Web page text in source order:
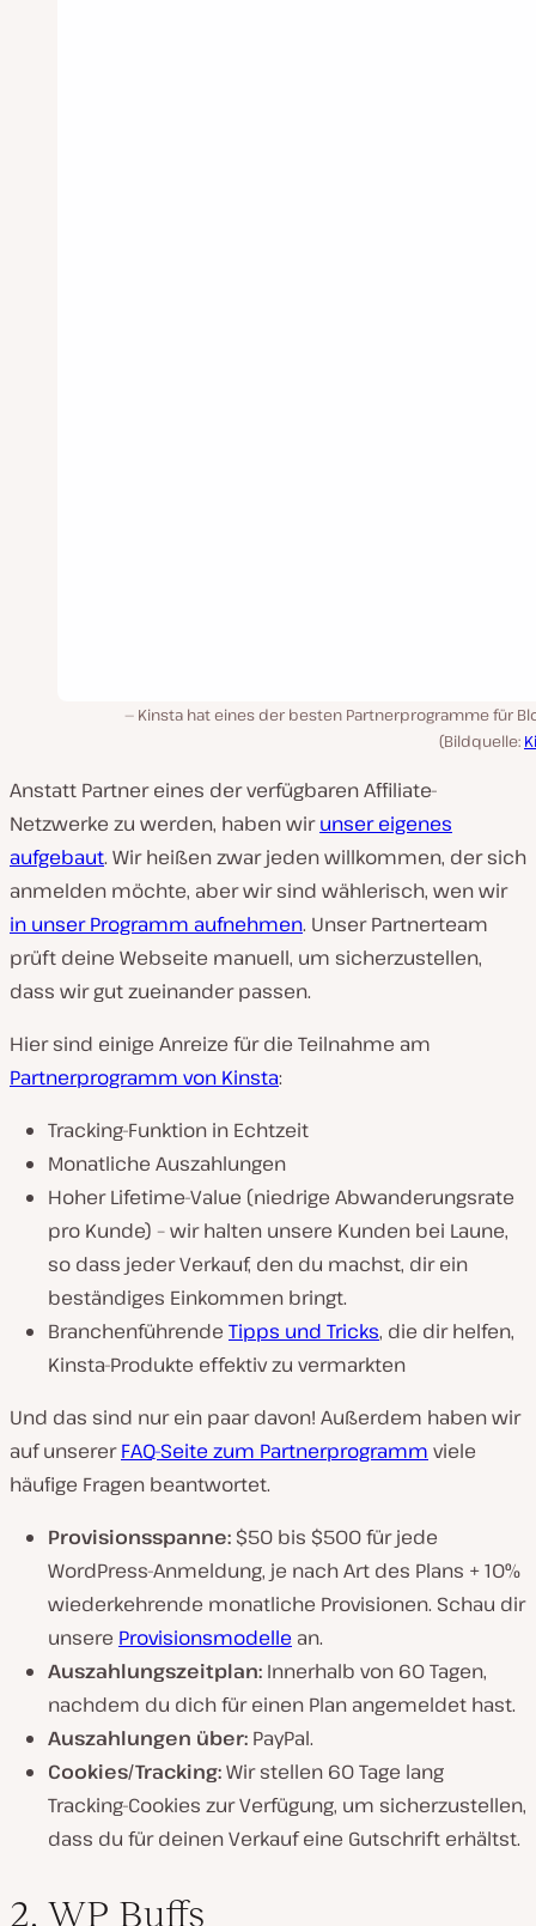
Kinsta hat eines der besten Partnerprogramme für
(Bildquelle:
Anstatt Partner eines der verfügbaren Affiliate-
Netzwerke zu werden, haben wirunser eigenes
aufgebaut. Wir heißen zwar jeden willkommen, der sich
anmelden möchte, aber wir sind wählerisch, wen wir
in unser Programm aufnehmen. Unser Partnerteam
prüft deine Webseite manuell, um sicherzustellen,
dass wir gut zueinander passen.
Hier sind einige Anreize für die Teilnahme am
Partnerprogramm von Kinsta:
Tracking-Funktion in Echtzeit
Monatliche Auszahlungen
Hoher Lifetime-Value (niedrige Abwanderungsrate
pro Kunde) – wir halten unsere Kunden bei Laune,
so dass jeder Verkauf, den du machst, dir ein
beständiges Einkommen bringt.
Branchenführende Tipps und Tricks, die dir helfen,
Kinsta-Produkte effektiv zu vermarkten
Und das sind nur ein paar davon! Außerdem haben wir
auf unsererFAQ-Seite zum Partnerprogramm viele
häufige Fragen beantwortet.
Provisionsspanne: $50 bis $500 für jede
WordPress-Anmeldung, je nach Art des Plans + 10%
wiederkehrende monatliche Provisionen. Schau dir
unsere Provisionsmodelle an.
Auszahlungszeitplan: Innerhalb von 60 Tagen,
nachdem du dich für einen Plan angemeldet hast.
Auszahlungen über: PayPal.
Cookies/Tracking:Wir stellen 60 Tage lang
Tracking-Cookies zur Verfügung, um sicherzustellen,
dass du für deinen Verkauf eine Gutschrift erhältst.
2. WP Buffs